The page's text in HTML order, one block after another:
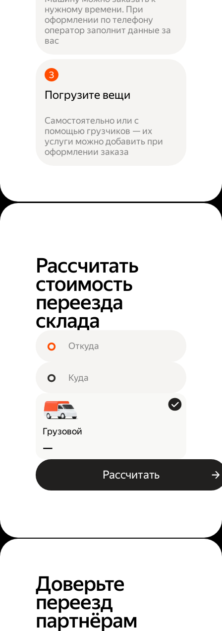
нужному времени. При
оформлении по телефону
оператор заполнит данные за
вас
Погрузите вещи
Самостоятельно или с
помощью грузчиков — их
услуги можно добавить при
оформлении заказа
Рассчитать
стоимость
переезда
склада
Грузовой
—
Рассчитать
Доверьте
переезд
партнёрам